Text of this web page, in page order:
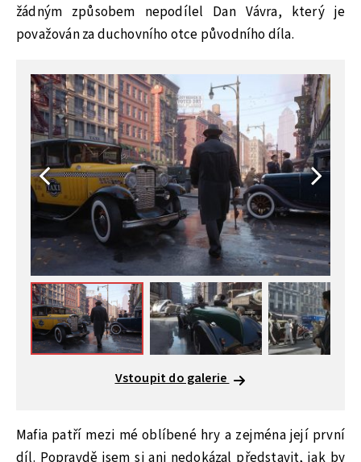
žádným způsobem nepodílel Dan Vávra, který je
považován za duchovního otce původního díla.
Vstoupit do galerie
Mafia patří mezi mé oblíbené hry a zejména její první